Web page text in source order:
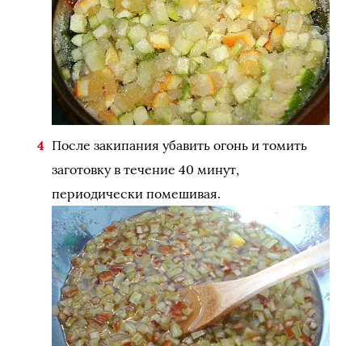
После закипания убавить огонь и томить
заготовку в течение 40 минут,
периодически помешивая.